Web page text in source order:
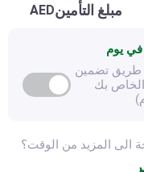
مبلغ التأمينAED
طريق تضمين
الخاص بك
الى المزيد من الوقت؟